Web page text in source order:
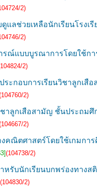
2)
ดูแลช่วยเหลือนักเรียนโรง
2)
รณ์แบบบูรณาการโดยใช้กา
2)
ระกอบการเรียนวิชาลูกเ
2)
ชาลูกเสือสามัญ ชั้นประถมศึ
2)
ณิตศาสตร์โดยใช้เกมการ
(104738/2)
หรับนักเรียนบกพร่องทาง
(104830/2)